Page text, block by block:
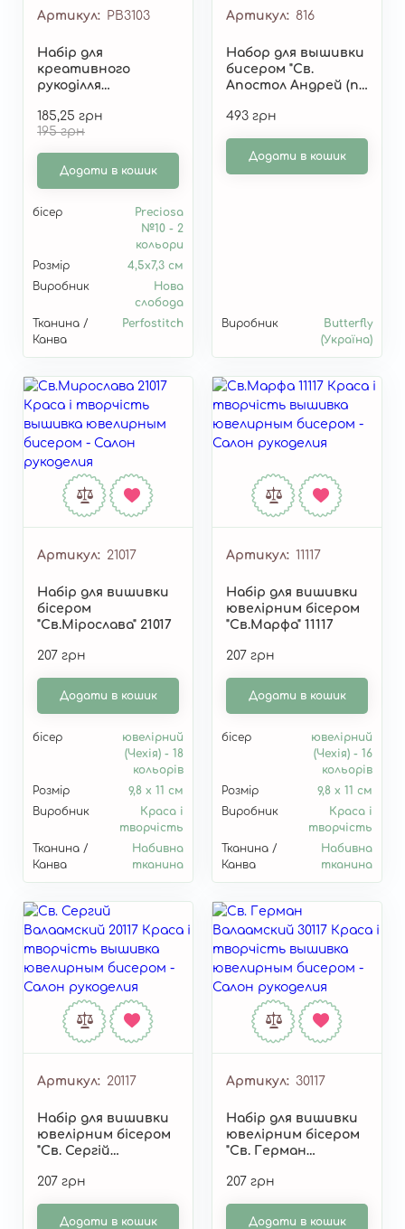
Артикул РВ3103
Набір для
креативного
рукоділля
РВ3103
185,25 грн
195 грн
Додати в кошик
бісер
Preciosa
№10 - 2
кольори
Розмір
4,5х7,3 см
Виробник
Нова
слобода
Тканина /
Канва
Perfostitch
Артикул 816
Набор для вышивки
бисером "Св.
Апостол Андрей (по
Охапкина)" 816
493 грн
Додати в кошик
Виробник
Butterfly
(Україна)
Артикул 21017
Набір для вишивки
бісером
"Св.Мірослава" 21017
207 грн
Додати в кошик
бісер
ювелірний
(Чехія) - 18
кольорів
Розмір
9,8 х 11 см
Виробник
Краса і
творчість
Тканина /
Канва
Набивна
тканина
Артикул 11117
Набір для вишивки
ювелірним бісером
"Св.Марфа" 11117
207 грн
Додати в кошик
бісер
ювелірний
(Чехія) - 16
кольорів
Розмір
9,8 х 11 см
Виробник
Краса і
творчість
Тканина /
Канва
Набивна
тканина
Артикул 20117
Набір для вишивки
ювелірним бісером
"Св. Сергій
207 грн
Додати в кошик
Артикул 30117
Набір для вишивки
ювелірним бісером
"Св. Герман
207 грн
Додати в кошик